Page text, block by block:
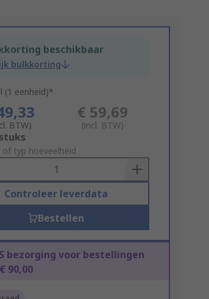
beschikbaar
bulkkorting
(1 eenheid)*
BTW)
€ 59,69
(incl. BTW)
of typ hoeveelheid
Controleer leverdata
Bestellen
bezorging voor bestellingen
90,00